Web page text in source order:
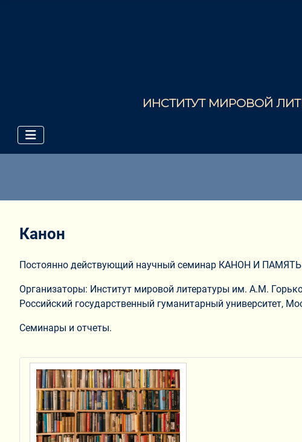
ИНСТИТУТ МИРОВОЙ
Канон
Постоянно действующий научный семинар КАНОН И
Организаторы: Институт мировой литературы им. А.М.
Российский государственный гуманитарный университет,
Семинары и отчеты.